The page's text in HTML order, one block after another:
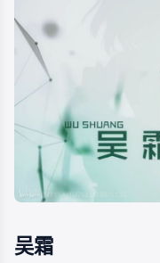
吴霜